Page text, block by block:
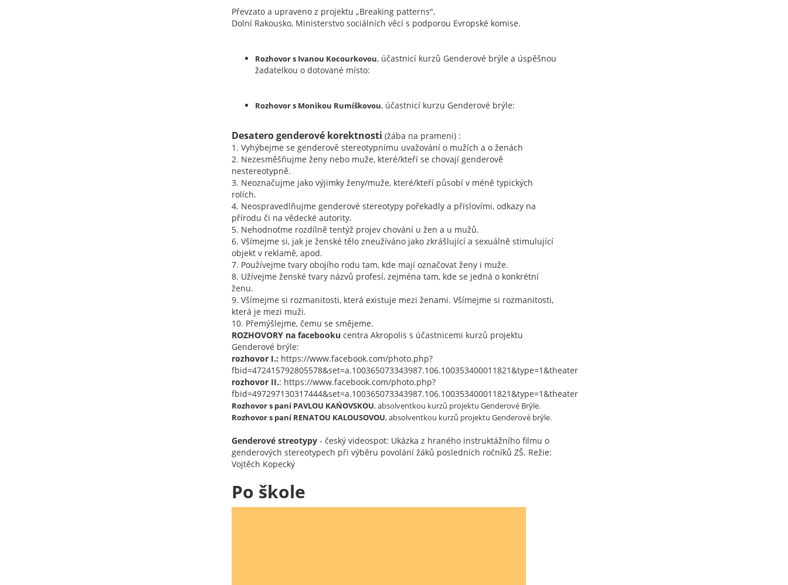
Převzato a upraveno z projektu „Breaking patterns",
Dolní Rakousko, Ministerstvo sociálních věcí s podporou Evropské komise.
Rozhovor s Ivanou Kocourkovou, účastnicí kurzů Genderové brýle a úspěšnou
žadatelkou o dotované místo:
Rozhovor s Monikou Rumíškovou, účastnicí kurzu Genderové brýle:
Desatero genderové korektnosti (žába na prameni) :
1. Vyhýbejme se genderově stereotypnímu uvažování o mužích a o ženách
2. Nezesměšňujme ženy nebo muže, které/kteří se chovají genderově
nestereotypně.
3. Neoznačujme jako výjimky ženy/muže, které/kteří působí v méně typických
rolích.
4. Neospravedlňujme genderové stereotypy pořekadly a příslovími, odkazy na
přírodu či na vědecké autority.
5. Nehodnoťme rozdílně tentýž projev chování u žen a u mužů.
6. Všímejme si, jak je ženské tělo zneužíváno jako zkrášlující a sexuálně stimulující
objekt v reklamě, apod.
7. Používejme tvary obojího rodu tam, kde mají označovat ženy i muže.
8. Užívejme ženské tvary názvů profesí, zejména tam, kde se jedná o konkrétní
ženu.
9. Všímejme si rozmanitosti, která existuje mezi ženami. Všímejme si rozmanitosti,
která je mezi muži.
10. Přemýšlejme, čemu se smějeme.
ROZHOVORY na facebooku centra Akropolis s účastnicemi kurzů projektu
Genderové brýle:
rozhovor I.: https://www.facebook.com/photo.php?
fbid=472415792805578&set=a.100365073343987.106.100353400011821&type=1&theater
rozhovor II.: https://www.facebook.com/photo.php?
fbid=497297130317444&set=a.100365073343987.106.100353400011821&type=1&theater
Rozhovor s paní PAVLOU KAŃOVSKOU, absolventkou kurzů projektu Genderové Brýle.
Rozhovor s paní RENATOU KALOUSOVOU, absolventkou kurzů projektu Genderové brýle.
Genderové streotypy - český videospot: Ukázka z hraného instruktážního filmu o
genderových stereotypech při výběru povolání žáků posledních ročníků ZŠ. Režie:
Vojtěch Kopecký
Po škole